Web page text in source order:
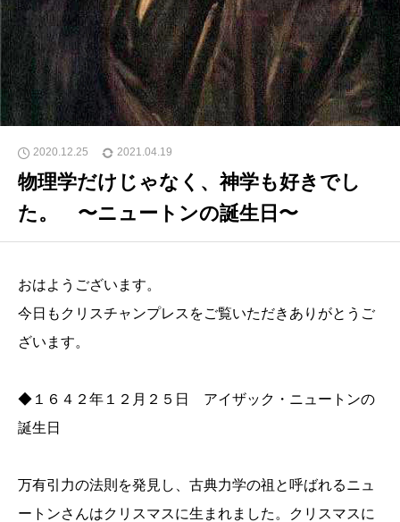
2020.12.25 2021.04.19
物理学だけじゃなく、神学も好きでし
た。 〜ニュートンの誕生日〜
おはようございます。
今日もクリスチャンプレスをご覧いただきありがとうご
ざいます。
◆１６４２年１２月２５日 アイザック・ニュートンの
誕生日
万有引力の法則を発見し、古典力学の祖と呼ばれるニュ
ートンさんはクリスマスに生まれました。クリスマスに